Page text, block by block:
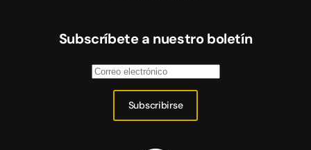
Subscríbete a nuestro boletín
Subscribirse